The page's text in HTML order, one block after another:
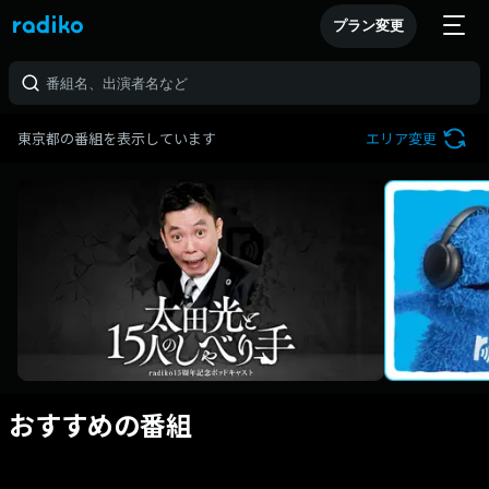
プラン変更
東京都の番組を表示しています エリア変更
おすすめの番組